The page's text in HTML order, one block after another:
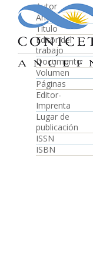
Autor
Año
Título
Editor del
trabajo
Documento
Volumen
Páginas
Editor-
Imprenta
Lugar de
publicación
ISSN
ISBN